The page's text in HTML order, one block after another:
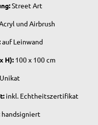
Street Art
und Airbrush
auf Leinwand
H): 100 x 100 cm
Unikat
inkl. Echtheitszertifikat
handsigniert